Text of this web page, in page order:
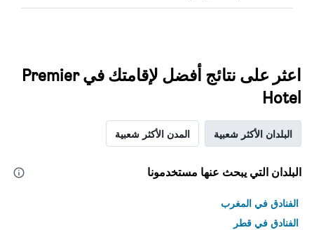
اعثر على نتائج أفضل لإقامتك في Premier
Hotel
البلدان الأكثر شعبية المدن الأكثر شعبية
البلدان التي يبحث عنها مستخدمونا
الفنادق في المغرب
الفنادق في قطر